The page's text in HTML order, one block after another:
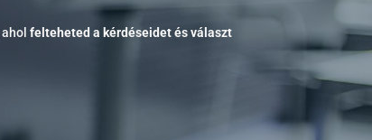
aholfelteheted a kérdéseidet és választ